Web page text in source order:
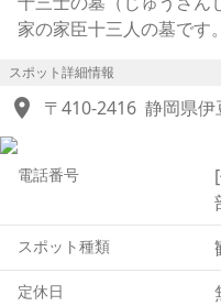
家の家臣十三人の墓です
する前に発見されて殺さ
家の墓近くに置かれ、亡
（まつ）られていました
れてしまったことがき
になりました。ちょうど
う）1200年にあたるタ
三士の墓」の供養は丁重
スポット詳細情報
location_on 〒410-2416 静岡県伊
電話番号
スポット種類
定休日